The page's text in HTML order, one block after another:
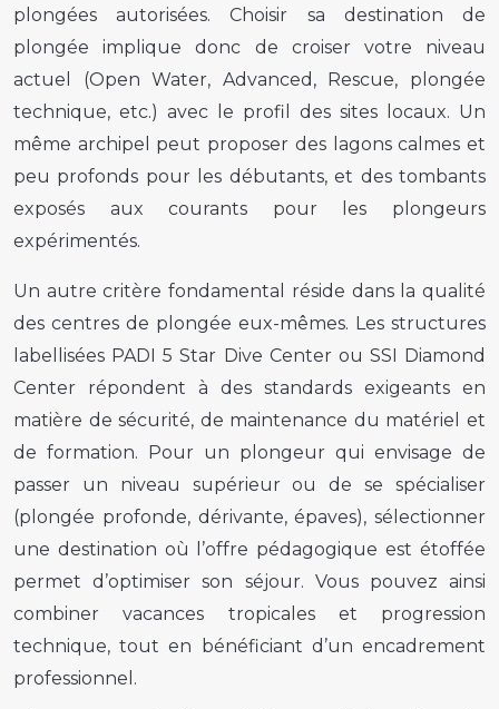
plongées autorisées. Choisir sa destination de
plongée implique donc de croiser votre niveau
actuel (Open Water, Advanced, Rescue, plongée
technique, etc.) avec le profil des sites locaux. Un
même archipel peut proposer des lagons calmes et
peu profonds pour les débutants, et des tombants
exposés aux courants pour les plongeurs
expérimentés.
Un autre critère fondamental réside dans la qualité
des centres de plongée eux-mêmes. Les structures
labellisées PADI 5 Star Dive Center ou SSI Diamond
Center répondent à des standards exigeants en
matière de sécurité, de maintenance du matériel et
de formation. Pour un plongeur qui envisage de
passer un niveau supérieur ou de se spécialiser
(plongée profonde, dérivante, épaves), sélectionner
une destination où l’offre pédagogique est étoffée
permet d’optimiser son séjour. Vous pouvez ainsi
combiner vacances tropicales et progression
technique, tout en bénéficiant d’un encadrement
professionnel.